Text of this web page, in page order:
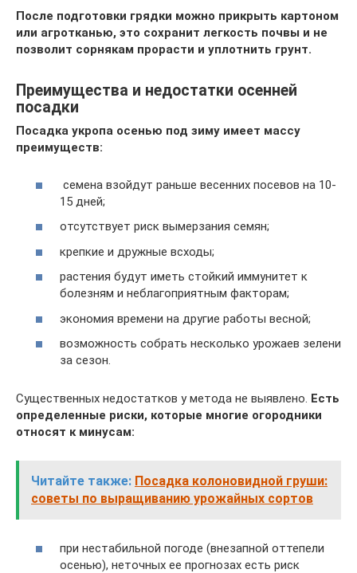
После подготовки грядки можно прикрыть картоном
или агротканью, это сохранит легкость почвы и не
позволит сорнякам прорасти и уплотнить грунт.
Преимущества и недостатки осенней
посадки
Посадка укропа осенью под зиму имеет массу
преимуществ:
семена взойдут раньше весенних посевов на 10-
15 дней;
отсутствует риск вымерзания семян;
крепкие и дружные всходы;
растения будут иметь стойкий иммунитет к
болезням и неблагоприятным факторам;
экономия времени на другие работы весной;
возможность собрать несколько урожаев зелени
за сезон.
Существенных недостатков у метода не выявлено. Есть
определенные риски, которые многие огородники
относят к минусам:
Читайте также: Посадка колоновидной груши:
советы по выращиванию урожайных сортов
при нестабильной погоде (внезапной оттепели
осенью), неточных ее прогнозах есть риск